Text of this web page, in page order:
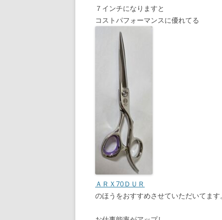
７インチになりますと
コストパフォーマンスに優れてる
ＡＲＸ70ＤＵＲ
のほうをおすすめさせていただいてます